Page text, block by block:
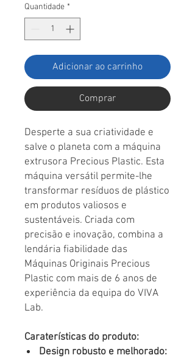
Quantidade *
Adicionar ao carrinho
Comprar
Desperte a sua criatividade e
salve o planeta com a máquina
extrusora Precious Plastic. Esta
máquina versátil permite-lhe
transformar resíduos de plástico
em produtos valiosos e
sustentáveis. Criada com
precisão e inovação, combina a
lendária fiabilidade das
Máquinas Originais Precious
Plastic com mais de 6 anos de
experiência da equipa do VIVA
Lab.
Caraterísticas do produto:
Design robusto e melhorado: